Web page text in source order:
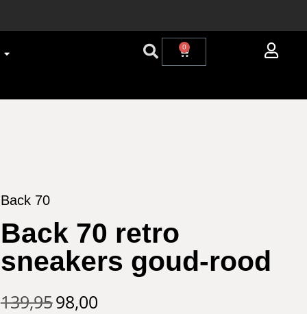
0
Back 70
Back 70 retro
sneakers goud-rood
139,9598,00